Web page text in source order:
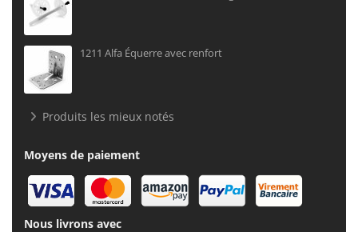
1211 Alfa Équerre avec renfort
Produits les mieux notés
Moyens de paiement
Nous livrons avec